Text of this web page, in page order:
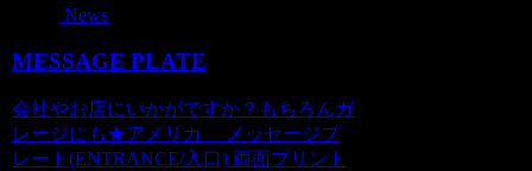
News
MESSAGE PLATE
会社やお店にいかがですか？もちろんガ
レージにも★アメリカ メッセージプ
レート(ENTRANCE/入口) 両面プリント